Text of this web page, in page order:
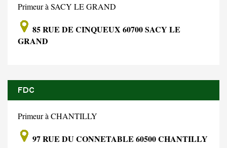
Primeur à SACY LE GRAND
85 RUE DE CINQUEUX 60700 SACY LE
GRAND
FDC
Primeur à CHANTILLY
97 RUE DU CONNETABLE 60500 CHANTILLY